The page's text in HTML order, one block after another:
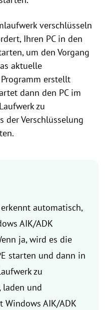
verschlüsseln
Ihren PC in den
um den Vorgang
aktuelle
erstellt
dann den PC im
zu
der Verschlüsselung
automatisch,
AIK/ADK
ja, wird es die
starten und dann in
zu
laden und
Windows AIK/ADK